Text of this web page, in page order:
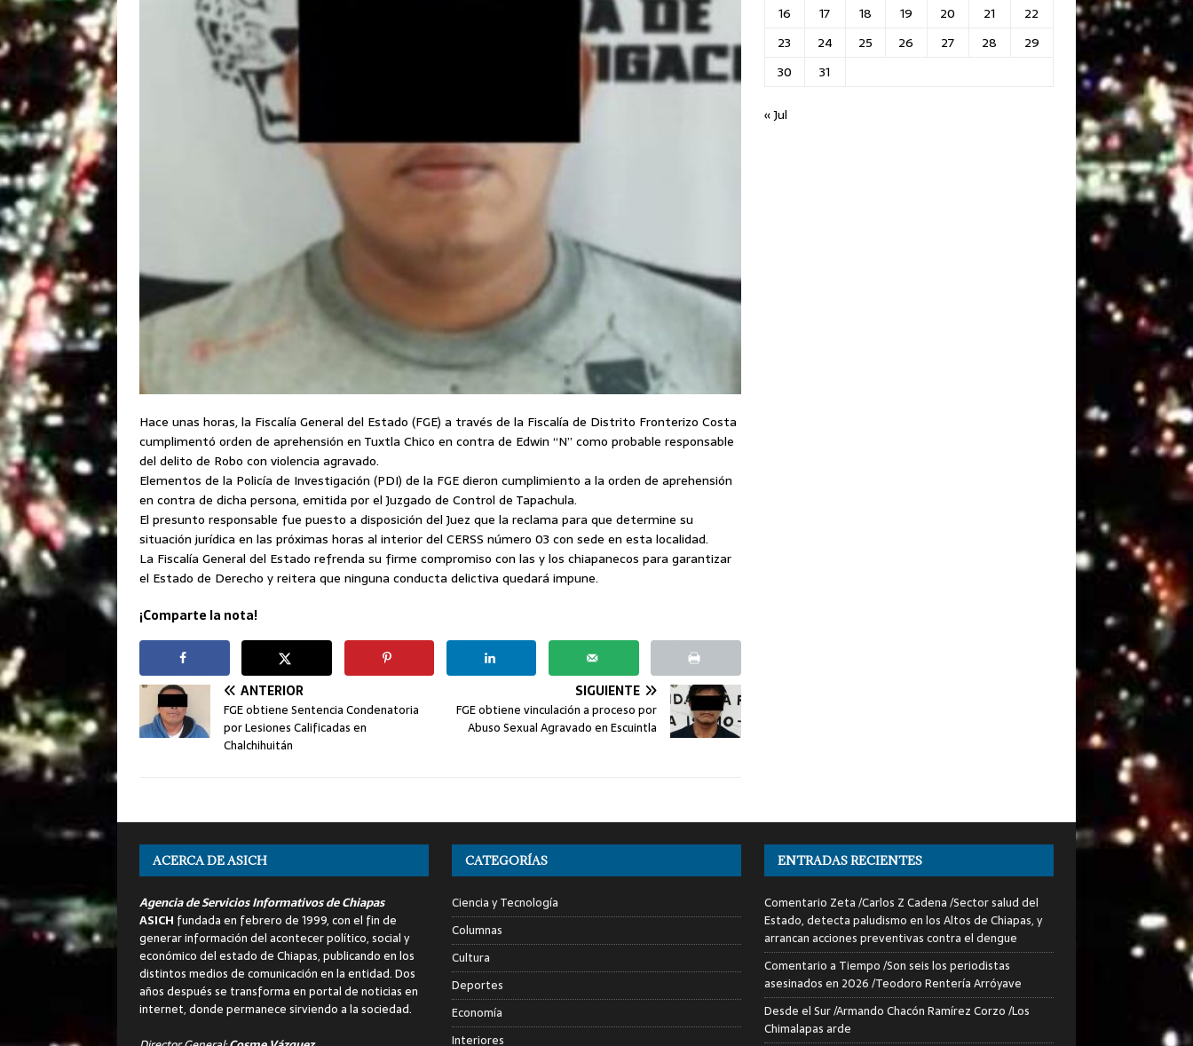
Hace unas horas, la Fiscalía General del Estado (FGE) a través de la Fiscalía de Distrito Fronterizo Costa
cumplimentó orden de aprehensión en Tuxtla Chico en contra de Edwin “N” como probable responsable
del delito de Robo con violencia agravado.
Elementos de la Policía de Investigación (PDI) de la FGE dieron cumplimiento a la orden de aprehensión
en contra de dicha persona, emitida por el Juzgado de Control de Tapachula.
El presunto responsable fue puesto a disposición del Juez que la reclama para que determine su
situación jurídica en las próximas horas al interior del CERSS número 03 con sede en esta localidad.
La Fiscalía General del Estado refrenda su firme compromiso con las y los chiapanecos para garantizar
el Estado de Derecho y reitera que ninguna conducta delictiva quedará impune.
¡Comparte la nota!
ANTERIOR
FGE obtiene Sentencia Condenatoria
por Lesiones Calificadas en
Chalchihuitán
SIGUIENTE
FGE obtiene vinculación a proceso por
Abuso Sexual Agravado en Escuintla
16
17 18 19 20 21
22
23
24 25 26 27 28
29
30
31
« Jul
ACERCA DE ASICH
Agencia de Servicios Informativos de Chiapas
ASICH fundada en febrero de 1999, con el fin de
generar información del acontecer político, social y
económico del estado de Chiapas, publicando en los
distintos medios de comunicación en la entidad. Dos
años después se transforma en portal de noticias en
internet, donde permanece sirviendo a la sociedad.
CATEGORÍAS
Ciencia y Tecnología
Columnas
Cultura
Deportes
Economía
Interiores
ENTRADAS RECIENTES
Comentario Zeta /Carlos Z Cadena /Sector salud del
Estado, detecta paludismo en los Altos de Chiapas, y
arrancan acciones preventivas contra el dengue
Comentario a Tiempo /Son seis los periodistas
asesinados en 2026 /Teodoro Rentería Arróyave
Desde el Sur /Armando Chacón Ramírez Corzo /Los
Chimalapas arde